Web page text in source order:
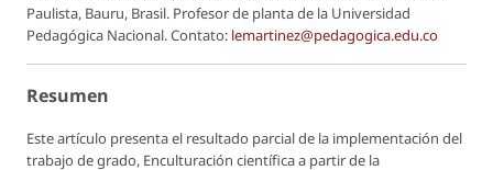
Paulista, Bauru, Brasil. Profesor de planta de la Universidad
Pedagógica Nacional. Contato: lemartinez@pedagogica.edu.co
Resumen
Este artículo presenta el resultado parcial de la implementación del
trabajo de grado, Enculturación científica a partir de la